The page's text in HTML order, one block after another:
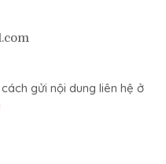
gửi nội dung liên hệ ở